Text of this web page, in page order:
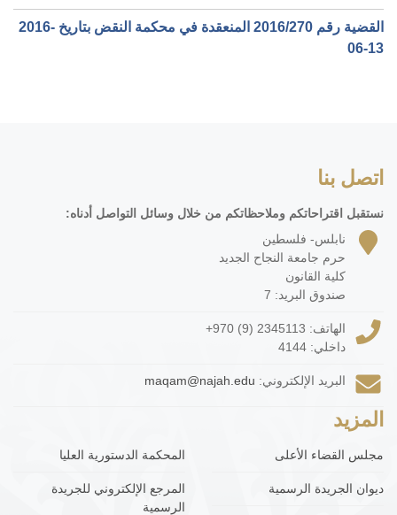
القضية رقم ‎270‏/‎2016‏ المنعقدة في محكمة النقض بتاريخ ‎2016-
06-13‏
اتصل بنا
نستقبل اقتراحاتكم وملاحظاتكم من خلال وسائل التواصل أدناه:
نابلس- فلسطين
حرم جامعة النجاح الجديد
كلية القانون
صندوق البريد: 7
الهاتف: +970 (9) 2345113
داخلي: 4144
البريد الإلكتروني: maqam@najah.edu
المزيد
مجلس القضاء الأعلى المحكمة الدستورية العليا
ديوان الجريدة الرسمية
المرجع الإلكتروني للجريدة
الرسمية